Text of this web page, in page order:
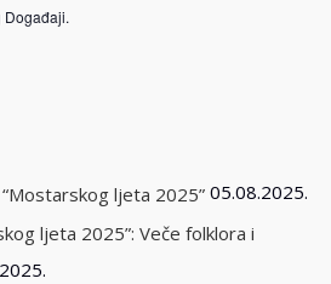
Događaji.
ljeta 2025”05.08.2025.
ljeta 2025”: Veče folklora i